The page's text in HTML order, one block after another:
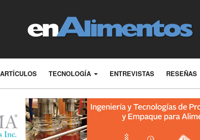
ARTÍCULOS TECNOLOGÍA ENTREVISTAS RESEÑAS